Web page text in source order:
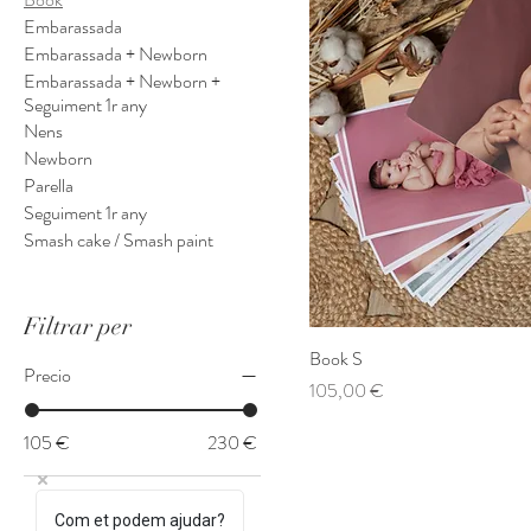
Embarassada
Embarassada + Newborn
Embarassada + Newborn +
Seguiment 1r any
Nens
Newborn
Parella
Seguiment 1r any
Smash cake / Smash paint
Filtrar per
Precio
105 € 230 €
Book S
Precio
105,00 €
Com et podem ajudar?